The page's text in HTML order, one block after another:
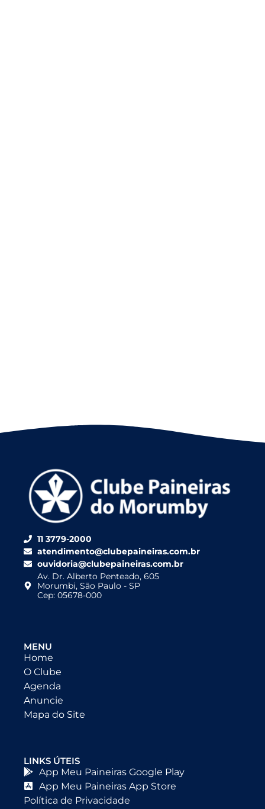
11 3779-2000
atendimento@clubepaineiras.com.br
ouvidoria@clubepaineiras.com.br
Av. Dr. Alberto Penteado, 605
Morumbi, São Paulo - SP
Cep: 05678-000
MENU
Home
O Clube
Agenda
Anuncie
Mapa do Site
LINKS ÚTEIS
App Meu Paineiras Google Play
App Meu Paineiras App Store
Política de Privacidade